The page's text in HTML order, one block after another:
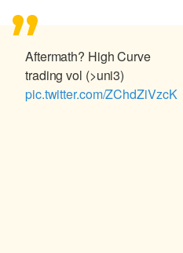
Aftermath? High Curve
trading vol (>uni3)
pic.twitter.com/ZChdZiVzcK